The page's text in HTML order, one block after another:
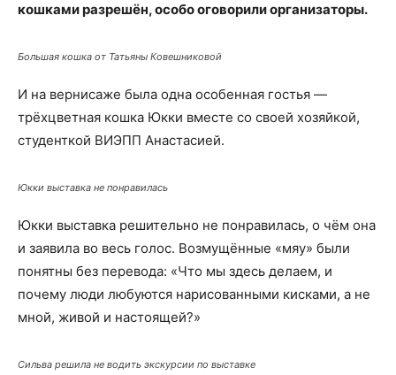
кошками разрешён, особо оговорили организаторы.
Большая кошка от Татьяны Ковешниковой
И на вернисаже была одна особенная гостья —
трёхцветная кошка Юкки вместе со своей хозяйкой,
студенткой ВИЭПП Анастасией.
Юкки выставка не понравилась
Юкки выставка решительно не понравилась, о чём она
и заявила во весь голос. Возмущённые «мяу» были
понятны без перевода: «Что мы здесь делаем, и
почему люди любуются нарисованными кисками, а не
мной, живой и настоящей?»
Сильва решила не водить экскурсии по выставке